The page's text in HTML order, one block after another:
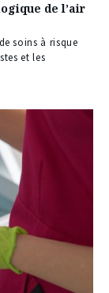
de l’air
soins à risque
et les